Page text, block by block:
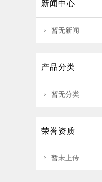
新闻中心
暂无新闻
产品分类
暂无分类
荣誉资质
暂未上传